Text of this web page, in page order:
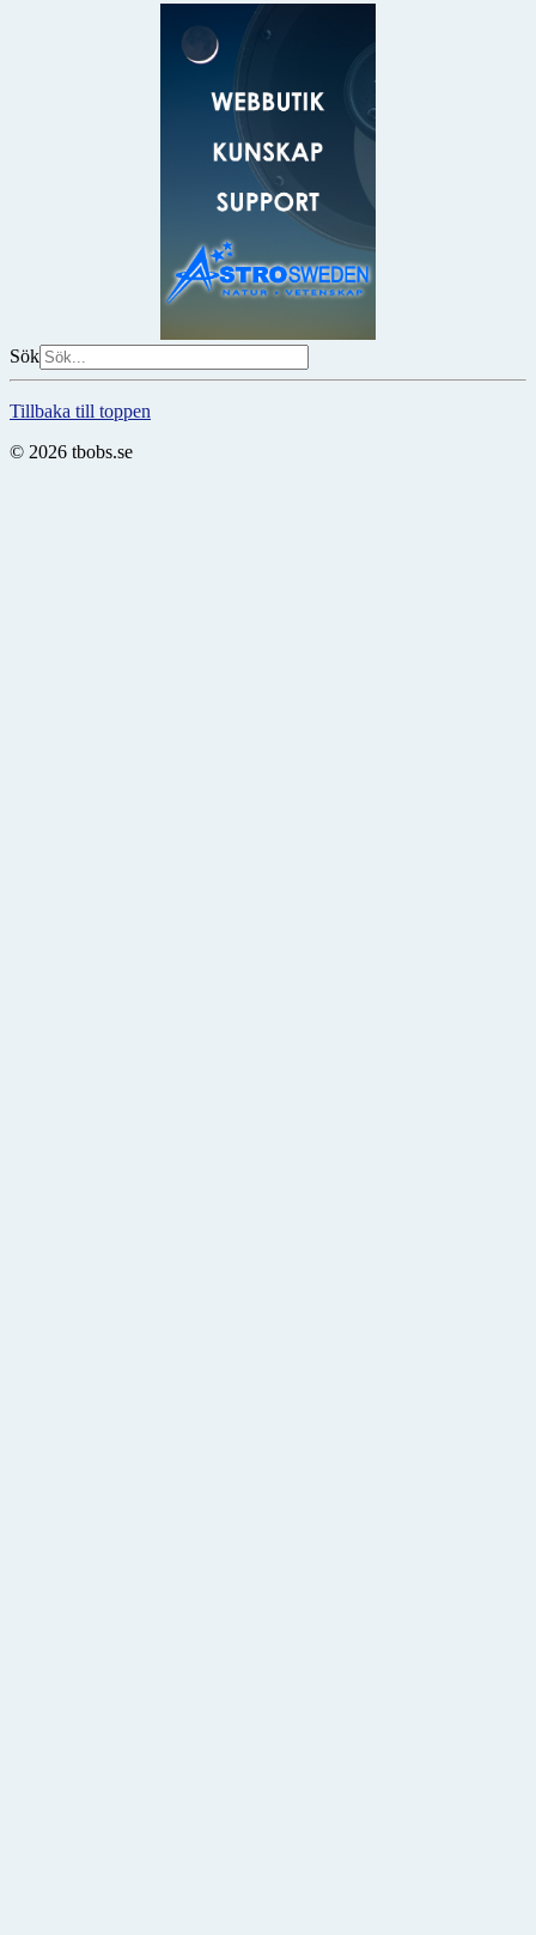
Sök
Tillbaka till toppen
© 2026 tbobs.se